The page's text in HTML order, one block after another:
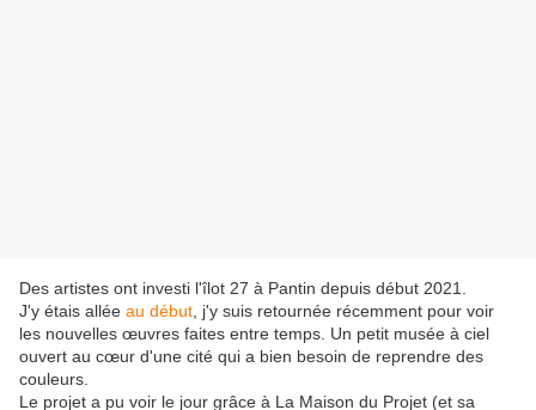
Des artistes ont investi l'îlot 27 à Pantin depuis début 2021.
J'y étais allée au début , j'y suis retournée récemment pour voir
les nouvelles œuvres faites entre temps. Un petit musée à ciel
ouvert au cœur d'une cité qui a bien besoin de reprendre des
couleurs.
Le projet a pu voir le jour grâce à La Maison du Projet (et sa